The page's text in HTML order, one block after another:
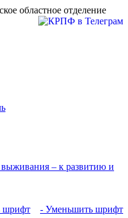
областное отделение
шрифт - Уменьшить шрифт